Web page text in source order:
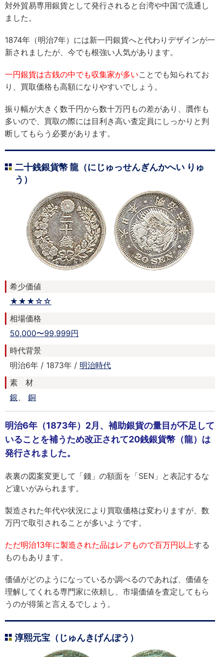
対外貿易専用銀貨として発行されると台湾や中国で流通し
ました。
1874年（明治7年）には新一円銀貨へと代わりデザインが一
新されましたが、今でも根強い人気があります。
一円銀貨は古銭の中でも収集家が多いことでも知られてお
り、買取価格も高額になりやすいでしょう。
振り幅が大きく数千円から数十万円もの差があり、贋作も
多いので、買取の際には目利き高い査定員にしっかりと判
断してもらう必要があります。
二十銭銀貨幣 龍（にじゅっせんぎんかへい りゅ
う）
希少価値
★★★☆☆
相場価格
50,000〜99,999円
時代背景
明治6年 / 1873年 / 明治時代
素 材
銀、 銅
明治6年（1873年）2月、補助銀貨の量目が不足して
いることを補うため改正されて20銭銀貨幣（龍）は
発行されました。
表裏の図案変更して「錢」の額面を「SEN」と表記するな
ど違いがみられます。
製造された年代や状況により買取価格は変わりますが、数
万円で取引されることが多いようです。
ただ明治13年に製造された品はレアもので百万円以上する
ものもあります。
価値がどのようになっているか調べるのであれば、価値を
理解してくれる専門家に依頼し、市場価値を査定してもら
うのが得策と言えるでしょう。
淳熙元宝（じゅんきげんぽう）